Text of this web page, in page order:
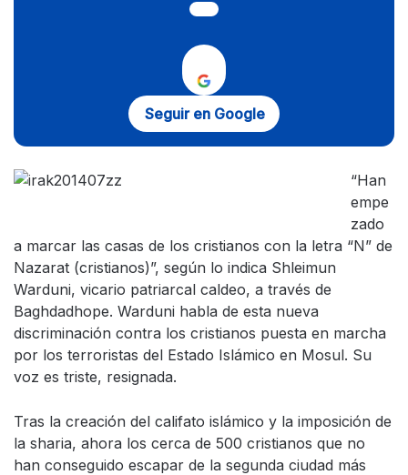
Seguir en Google
“Han
empe
zado
a marcar las casas de los cristianos con la letra “N” de
Nazarat (cristianos)”, según lo indica Shleimun
Warduni, vicario patriarcal caldeo, a través de
Baghdadhope. Warduni habla de esta nueva
discriminación contra los cristianos puesta en marcha
por los terroristas del Estado Islámico en Mosul. Su
voz es triste, resignada.
Tras la creación del califato islámico y la imposición de
la sharia, ahora los cerca de 500 cristianos que no
han conseguido escapar de la segunda ciudad más